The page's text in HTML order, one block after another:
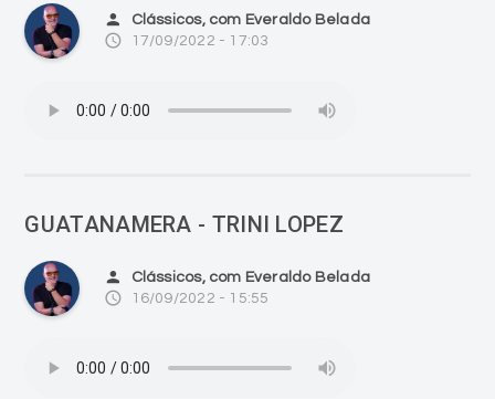
person Clássicos, com Everaldo Belada
access_time 17/09/2022 - 17:03
GUATANAMERA - TRINI LOPEZ
person Clássicos, com Everaldo Belada
access_time 16/09/2022 - 15:55